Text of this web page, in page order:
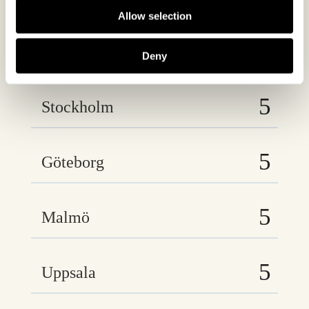
Allow selection
Deny
Vi finns på följande orter
Stockholm
Göteborg
Malmö
Uppsala